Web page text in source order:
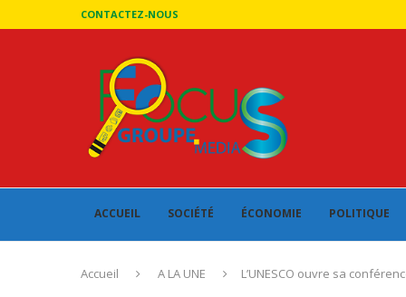
CONTACTEZ-NOUS
ACCUEIL SOCIÉTÉ ÉCONOMIE POLITIQUE
Accueil A LA UNE L’UNESCO ouvre sa